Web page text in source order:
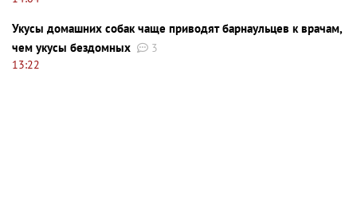
Укусы домашних собак чаще приводят барнаульцев к врачам,
чем укусы бездомных
3
13:22